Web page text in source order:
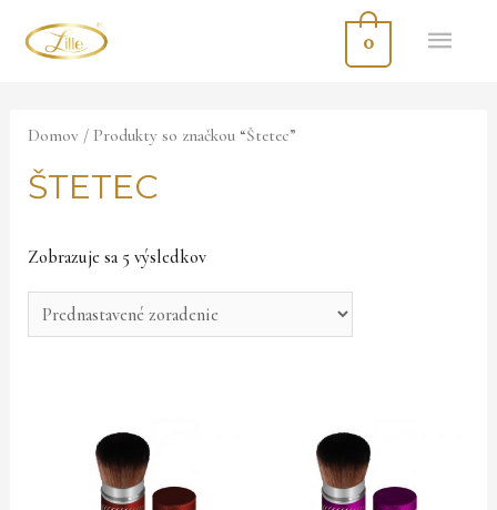
0
Domov / Produkty so značkou “Štetec”
ŠTETEC
Zobrazuje sa 5 výsledkov